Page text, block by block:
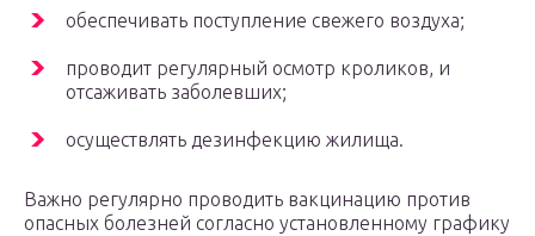
обеспечивать поступление свежего воздуха;
проводит регулярный осмотр кроликов, и
отсаживать заболевших;
осуществлять дезинфекцию жилища.
Важно регулярно проводить вакцинацию против
опасных болезней согласно установленному графику